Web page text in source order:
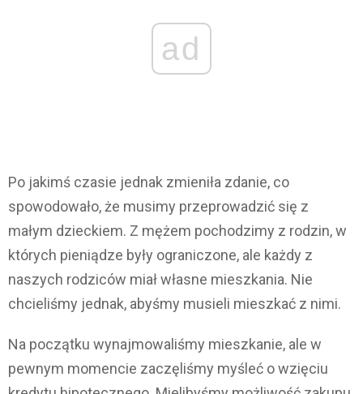
ad
Po jakimś czasie jednak zmieniła zdanie, co
spowodowało, że musimy przeprowadzić się z
małym dzieckiem. Z mężem pochodzimy z rodzin, w
których pieniądze były ograniczone, ale każdy z
naszych rodziców miał własne mieszkania. Nie
chcieliśmy jednak, abyśmy musieli mieszkać z nimi.
Na początku wynajmowaliśmy mieszkanie, ale w
pewnym momencie zaczęliśmy myśleć o wzięciu